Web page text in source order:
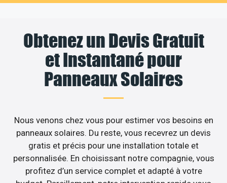
Obtenez un Devis Gratuit
et Instantané pour
Panneaux Solaires
Nous venons chez vous pour estimer vos besoins en
panneaux solaires. Du reste, vous recevrez un devis
gratis et précis pour une installation totale et
personnalisée. En choisissant notre compagnie, vous
profitez d’un service complet et adapté à votre